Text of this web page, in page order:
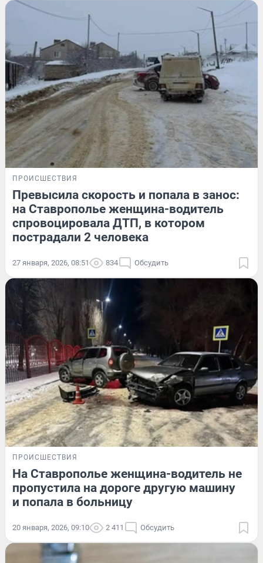
ПРОИСШЕСТВИЯ
Превысила скорость и попала в занос:
на Ставрополье женщина-водитель
спровоцировала ДТП, в котором
пострадали 2 человека
27 января, 2026, 08:51 834 Обсудить
ПРОИСШЕСТВИЯ
На Ставрополье женщина-водитель не
пропустила на дороге другую машину
и попала в больницу
20 января, 2026, 09:10 2 411 Обсудить